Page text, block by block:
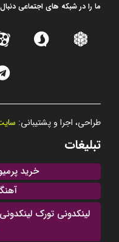
ما را در شبکه های اجتماعی
طراحی، اجرا و پشتیبانی:
تبلیغات
خرید
لینکدونی تورک